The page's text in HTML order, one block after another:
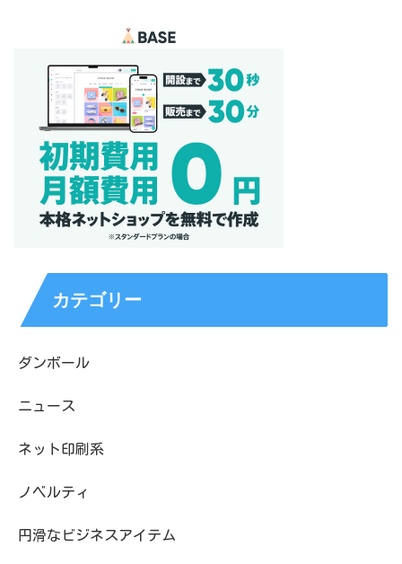
カテゴリー
ダンボール
ニュース
ネット印刷系
ノベルティ
円滑なビジネスアイテム